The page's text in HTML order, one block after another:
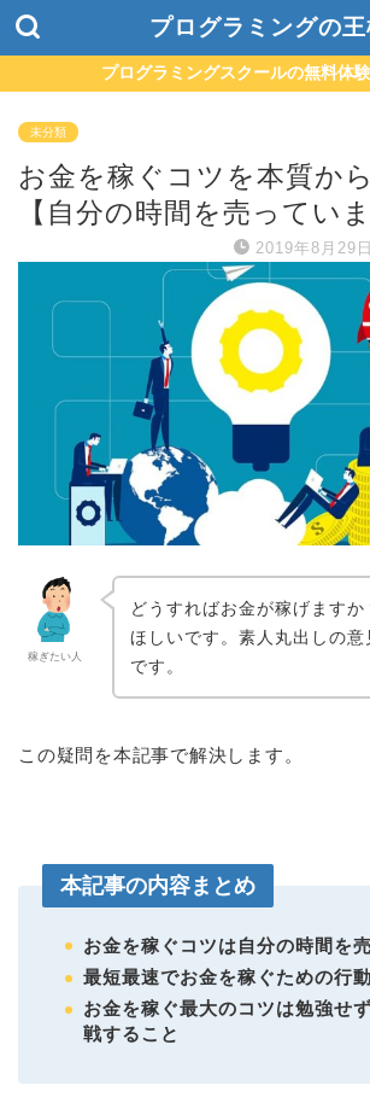
プログラミングの
プログラミングスクールの無料体
未分類
お金を稼ぐコツを本質か
【自分の時間を売ってい
2019年8月29日
稼ぎたい人
どうすればお金が稼げます
ほしいです。素人丸出しの
です。
この疑問を本記事で解決します。
本記事の内容まとめ
お金を稼ぐコツは自分の時間を
最短最速でお金を稼ぐための行
お金を稼ぐ最大のコツは勉強せ
戦すること